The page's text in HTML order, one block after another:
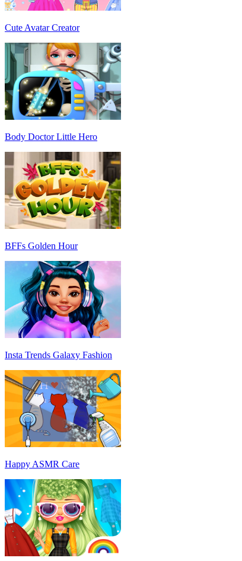
Cute Avatar Creator
Body Doctor Little Hero
BFFs Golden Hour
Insta Trends Galaxy Fashion
Happy ASMR Care